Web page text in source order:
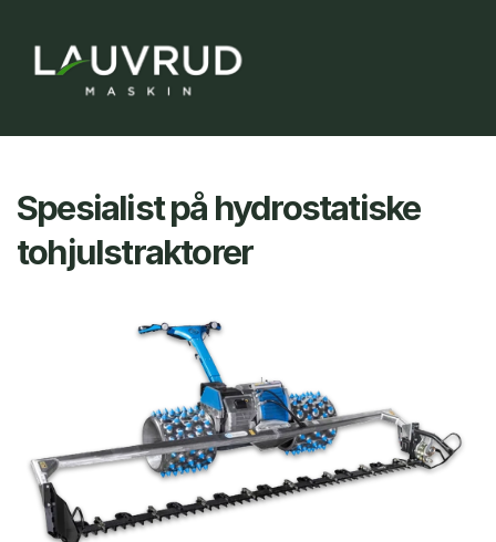
Spesialist på hydrostatiske
tohjulstraktorer